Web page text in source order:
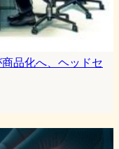
品化へ、ヘッドセ